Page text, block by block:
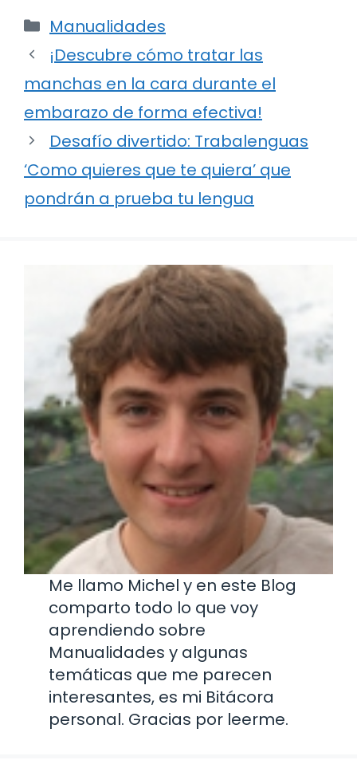
Categorías
Manualidades
¡Descubre cómo tratar las
manchas en la cara durante el
embarazo de forma efectiva!
Desafío divertido: Trabalenguas
‘Como quieres que te quiera’ que
pondrán a prueba tu lengua
Me llamo Michel y en este Blog
comparto todo lo que voy
aprendiendo sobre
Manualidades y algunas
temáticas que me parecen
interesantes, es mi Bitácora
personal. Gracias por leerme.